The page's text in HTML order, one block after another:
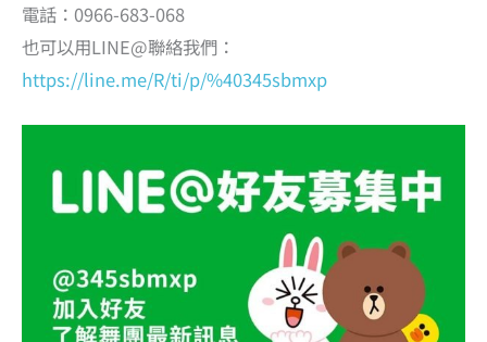
電話：0966-683-068
也可以用LINE@聯絡我們：
https://line.me/R/ti/p/%40345sbmxp